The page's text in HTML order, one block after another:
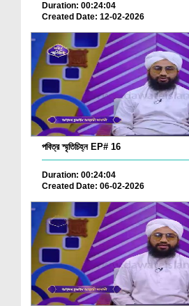
Duration: 00:24:04
Created Date: 12-02-2026
পবিত্র স্মৃতিচিহ্ন EP# 16
Duration: 00:24:04
Created Date: 06-02-2026